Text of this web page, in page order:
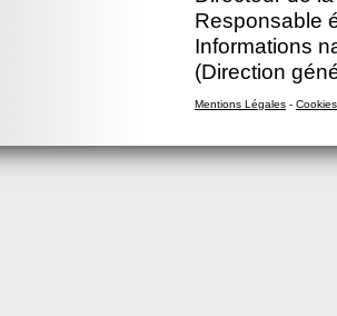
Responsable
Informations
(Direction
Mentions Légales - Cookies